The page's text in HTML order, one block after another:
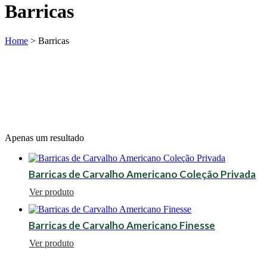
Barricas
Home > Barricas
Apenas um resultado
Barricas de Carvalho Americano Coleção Privada
Ver produto
Barricas de Carvalho Americano Finesse
Ver produto